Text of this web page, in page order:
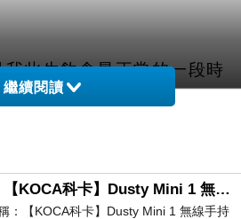
此生飲食最正常的一段時
母親，我多
，母親偶
。
繼續閱讀
開箱｜【KOCA科卡】Dusty Mini 1 無線手持吸塵器
：【KOCA科卡】Dusty Mini 1 無線手持